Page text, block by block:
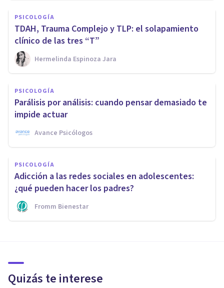
PSICOLOGÍA
TDAH, Trauma Complejo y TLP: el solapamiento
clínico de las tres “T”
Hermelinda Espinoza Jara
PSICOLOGÍA
Parálisis por análisis: cuando pensar demasiado te
impide actuar
Avance Psicólogos
PSICOLOGÍA
Adicción a las redes sociales en adolescentes:
¿qué pueden hacer los padres?
Fromm Bienestar
Quizás te interese